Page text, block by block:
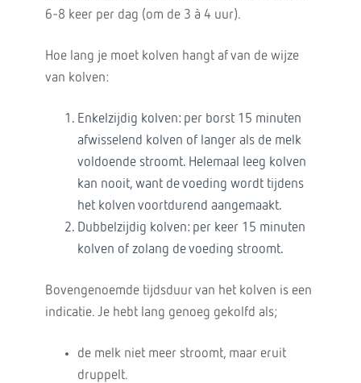
6-8 keer per dag (om de 3 à 4 uur).
Hoe lang je moet kolven hangt af van de wijze
van kolven:
Enkelzijdig kolven: per borst 15 minuten
afwisselend kolven of langer als de melk
voldoende stroomt. Helemaal leeg kolven
kan nooit, want de voeding wordt tijdens
het kolven voortdurend aangemaakt.
Dubbelzijdig kolven: per keer 15 minuten
kolven of zolang de voeding stroomt.
Bovengenoemde tijdsduur van het kolven is een
indicatie. Je hebt lang genoeg gekolfd als;
de melk niet meer stroomt, maar eruit
druppelt.